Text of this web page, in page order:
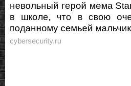
невольный герой мема
в школе, что в свою
поданному семьей
cybersecurity.ru